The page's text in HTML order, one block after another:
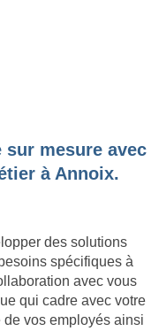
mesure avec
à Annoix.
des solutions
spécifiques à
avec vous
qui cadre avec votre
vos employés ainsi